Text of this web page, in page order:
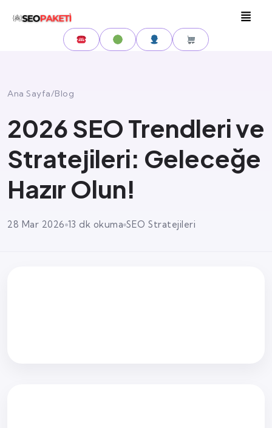
Ana Sayfa/Blog
2026 SEO Trendleri ve
Stratejileri: Geleceğe
Hazır Olun!
28 Mar 2026 13 dk okuma SEO Stratejileri